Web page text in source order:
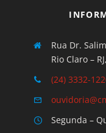
Rua Dr.
Rio Claro –
(24) 3332-
Segunda –